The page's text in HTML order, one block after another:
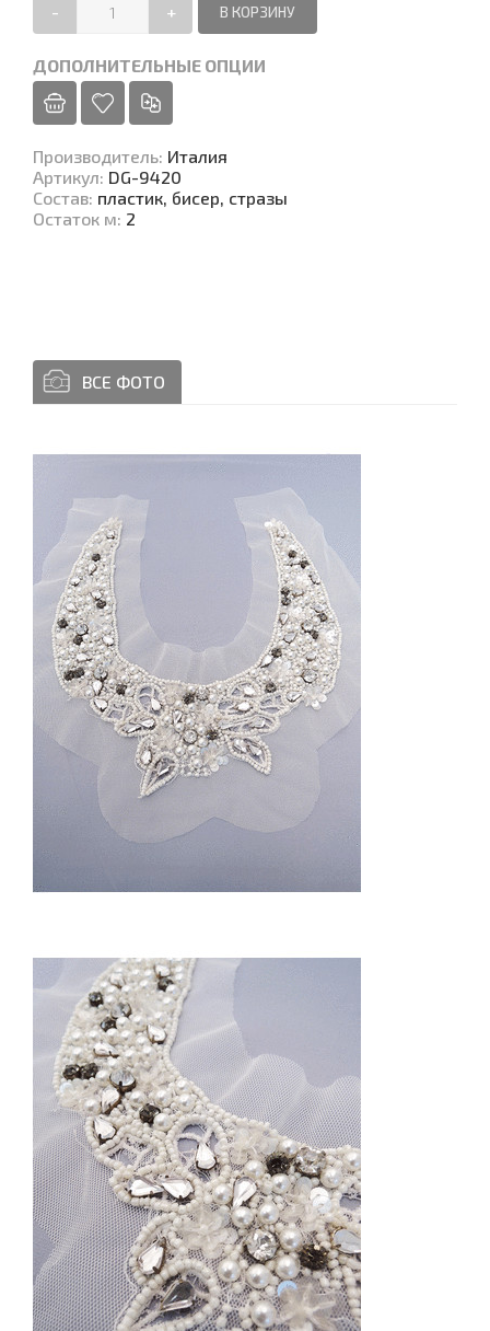
- +
ДОПОЛНИТЕЛЬНЫЕ ОПЦИИ
Производитель: Италия
Артикул: DG-9420
Состав: пластик, бисер, стразы
Остаток м: 2
ВСЕ ФОТО